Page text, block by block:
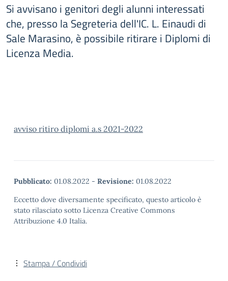
Si avvisano i genitori degli alunni interessati
che, presso la Segreteria dell'IC. L. Einaudi di
Sale Marasino, è possibile ritirare i Diplomi di
Licenza Media.
avviso ritiro diplomi a.s 2021-2022
Pubblicato: 01.08.2022 - Revisione: 01.08.2022
Eccetto dove diversamente specificato, questo articolo è
stato rilasciato sotto Licenza Creative Commons
Attribuzione 4.0 Italia.
Stampa / Condividi